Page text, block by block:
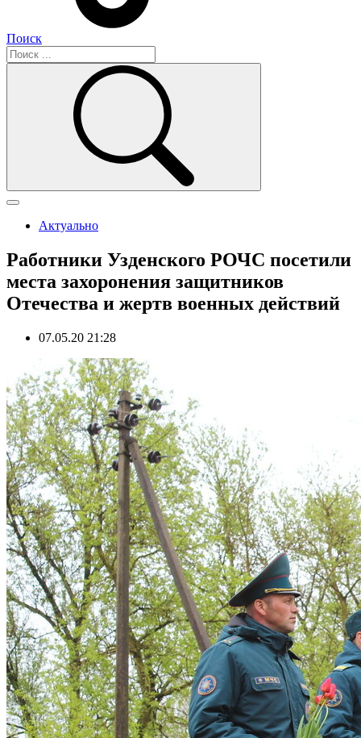
Поиск
Актуально
Работники Узденского РОЧС посетили
места захоронения защитников
Отечества и жертв военных действий
07.05.20 21:28